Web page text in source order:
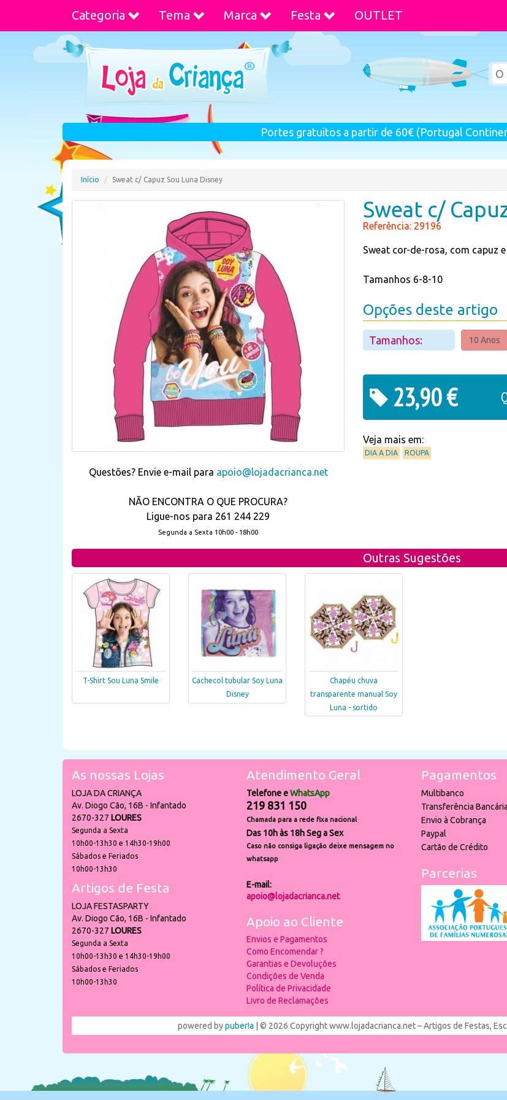
Categoria Tema Marca Festa OUTLET
Portes gratuitos a partir de 60€ (Portugal
Início Sweat c/ Capuz Sou Luna Disney
Questões? Envie e-mail para apoio@lojadacrianca.net
NÃO ENCONTRA O QUE PROCURA?
Ligue-nos para 261 244 229
Segunda a Sexta 10h00 - 18h00
Sweat c/
Referência: 29196
Sweat cor-de-rosa, com capuz
Tamanhos 6-8-10
Opções deste artigo
Tamanhos: 10 Anos
23,90 €
Veja mais em:
DIA A DIA ROUPA
Outras Sugestões
T-Shirt Sou Luna Smile
Cachecol tubular Soy Luna
Disney
Chapéu chuva
transparente manual Soy
Luna - sortido
As nossas Lojas
LOJA DA CRIANÇA
Av. Diogo Cão, 16B - Infantado
2670-327 LOURES
Segunda a Sexta
10h00-13h30 e 14h30-19h00
Sábados e Feriados
10h00-13h30
Artigos de Festa
LOJA FESTASPARTY
Av. Diogo Cão, 16B - Infantado
2670-327 LOURES
Segunda a Sexta
10h00-13h30 e 14h30-19h00
Sábados e Feriados
10h00-13h30
Atendimento Geral
Telefone eWhatsApp
219 831 150
Chamada para a rede fixa nacional
Das 10h às 18h Seg a Sex
Caso não consiga ligação deixe mensagem no
whatsapp
E-mail:
apoio@lojadacrianca.net
Apoio ao Cliente
Envios e Pagamentos
Como Encomendar ?
Garantias e Devoluções
Condições de Venda
Política de Privacidade
Livro de Reclamações
Pagamentos
Multibanco
Transferência Bancária
Envio à Cobrança
Paypal
Cartão de Crédito
Parcerias
powered bypuber!a | © 2026 Copyright www.lojadacrianca.net – Artigos de Festas,